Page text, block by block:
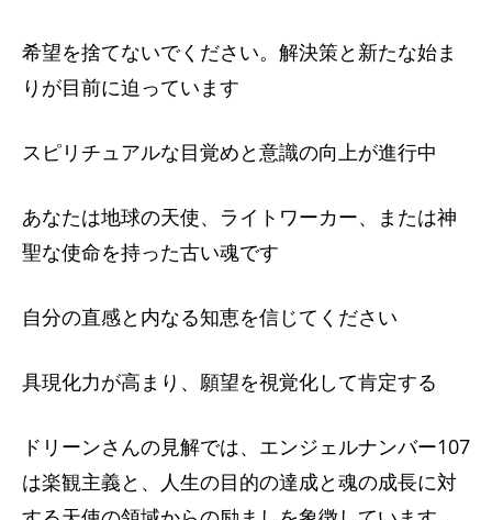
希望を捨てないでください。解決策と新たな始ま
りが目前に迫っています
スピリチュアルな目覚めと意識の向上が進行中
あなたは地球の天使、ライトワーカー、または神
聖な使命を持った古い魂です
自分の直感と内なる知恵を信じてください
具現化力が高まり、願望を視覚化して肯定する
ドリーンさんの見解では、エンジェルナンバー107
は楽観主義と、人生の目的の達成と魂の成長に対